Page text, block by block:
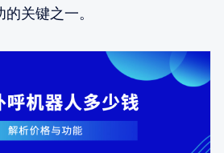
关键之一。